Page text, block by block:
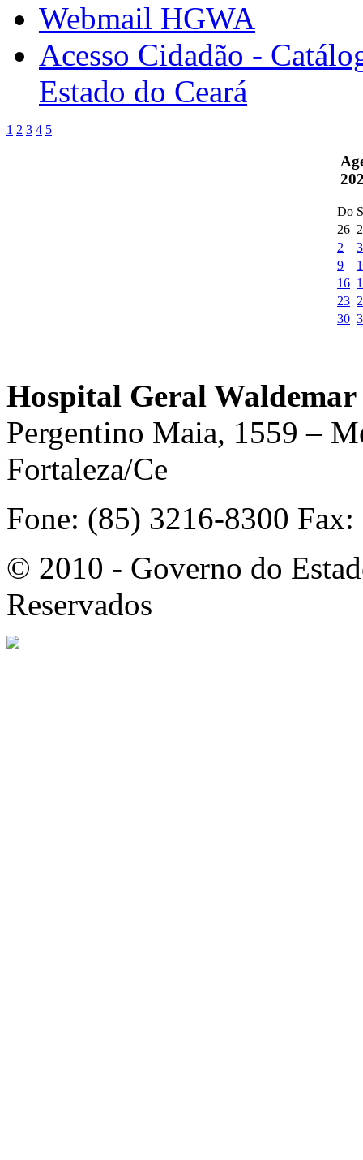
Webmail HGWA
Acesso Cidadão -
Estado do Ceará
1 2 3 4 5
Do
26
2
3
9
16
23
30
Hospital Geral
Pergentino Maia, 1559 –
Fortaleza/Ce
Fone: (85) 3216-8300
© 2010 - Governo do
Reservados